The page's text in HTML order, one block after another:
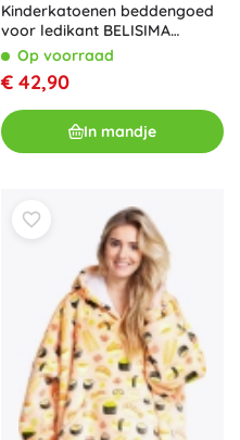
Kinderkatoenen beddengoed
voor ledikant BELISIMA
Ballons 90 × 120 cm, blauw, 3-
delig
Op voorraad
€ 42,90
In mandje